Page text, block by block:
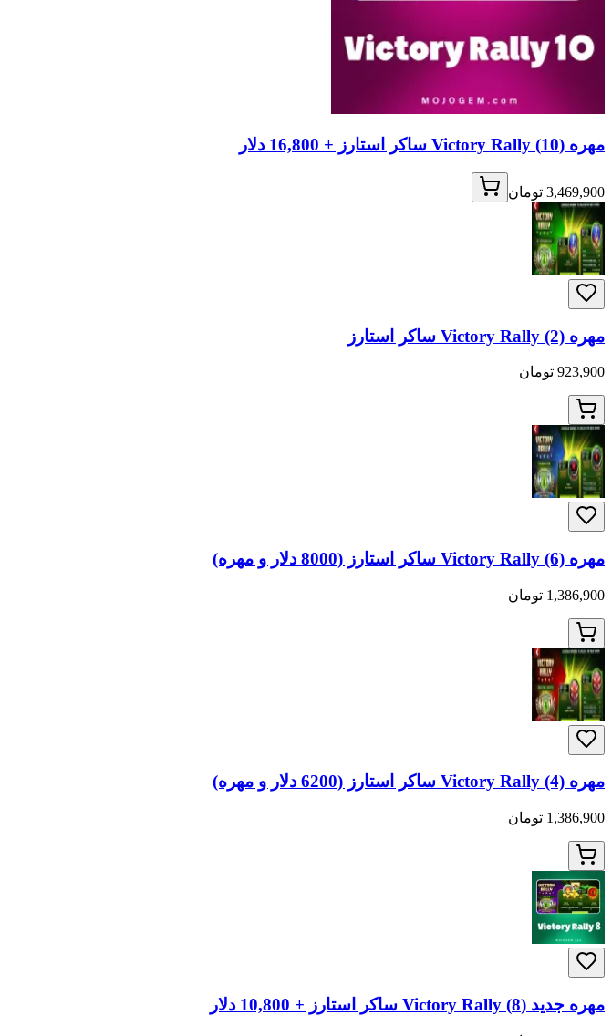
مهره (10) Victory Rally ساکر استارز + 16,800 دلار
3,469,900 تومان
مهره Victory Rally (2) ساکر استارز
923,900 تومان
مهره Victory Rally (6) ساکر استارز (8000 دلار و مهره)
1,386,900 تومان
مهره Victory Rally (4) ساکر استارز (6200 دلار و مهره)
1,386,900 تومان
مهره جدید (8) Victory Rally ساکر استارز + 10,800 دلار